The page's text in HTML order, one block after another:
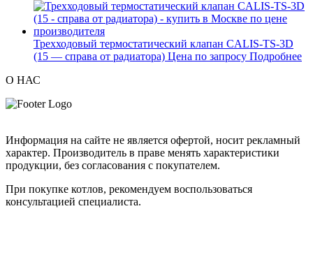
Трехходовый термостатический клапан CALIS-TS-3D
(15 — справа от радиатора) Цена по запросу Подробнее
О НАС
Информация на сайте не является офертой, носит рекламный
характер. Производитель в праве менять характеристики
продукции, без согласования с покупателем.
При покупке котлов, рекомендуем воспользоваться
консультацией специалиста.